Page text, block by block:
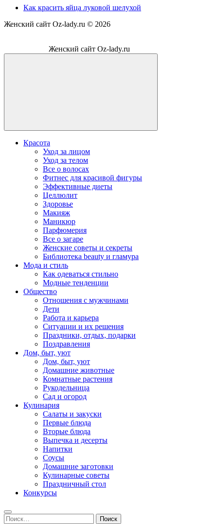
Как красить яйца луковой шелухой
Женский сайт Oz-lady.ru © 2026
Женский сайт Oz-lady.ru
Красота
Уход за лицом
Уход за телом
Все о волосах
Фитнес для красивой фигуры
Эффективные диеты
Целлюлит
Здоровье
Макияж
Маникюр
Парфюмерия
Все о загаре
Женские советы и секреты
Библиотека beauty и гламура
Мода и стиль
Как одеваться стильно
Модные тенденции
Общество
Отношения с мужчинами
Дети
Работа и карьера
Ситуации и их решения
Праздники, отдых, подарки
Поздравления
Дом, быт, уют
Дом, быт, уют
Домашние животные
Комнатные растения
Рукодельница
Сад и огород
Кулинария
Салаты и закуски
Первые блюда
Вторые блюда
Выпечка и десерты
Напитки
Соусы
Домашние заготовки
Кулинарные советы
Праздничный стол
Конкурсы
Найти: